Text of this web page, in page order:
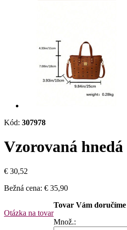
Kód: 307978
Vzorovaná
€ 30,52
Bežná cena: € 35,90
Otázka na tovar
Tovar Vám doručíme
Množ.: